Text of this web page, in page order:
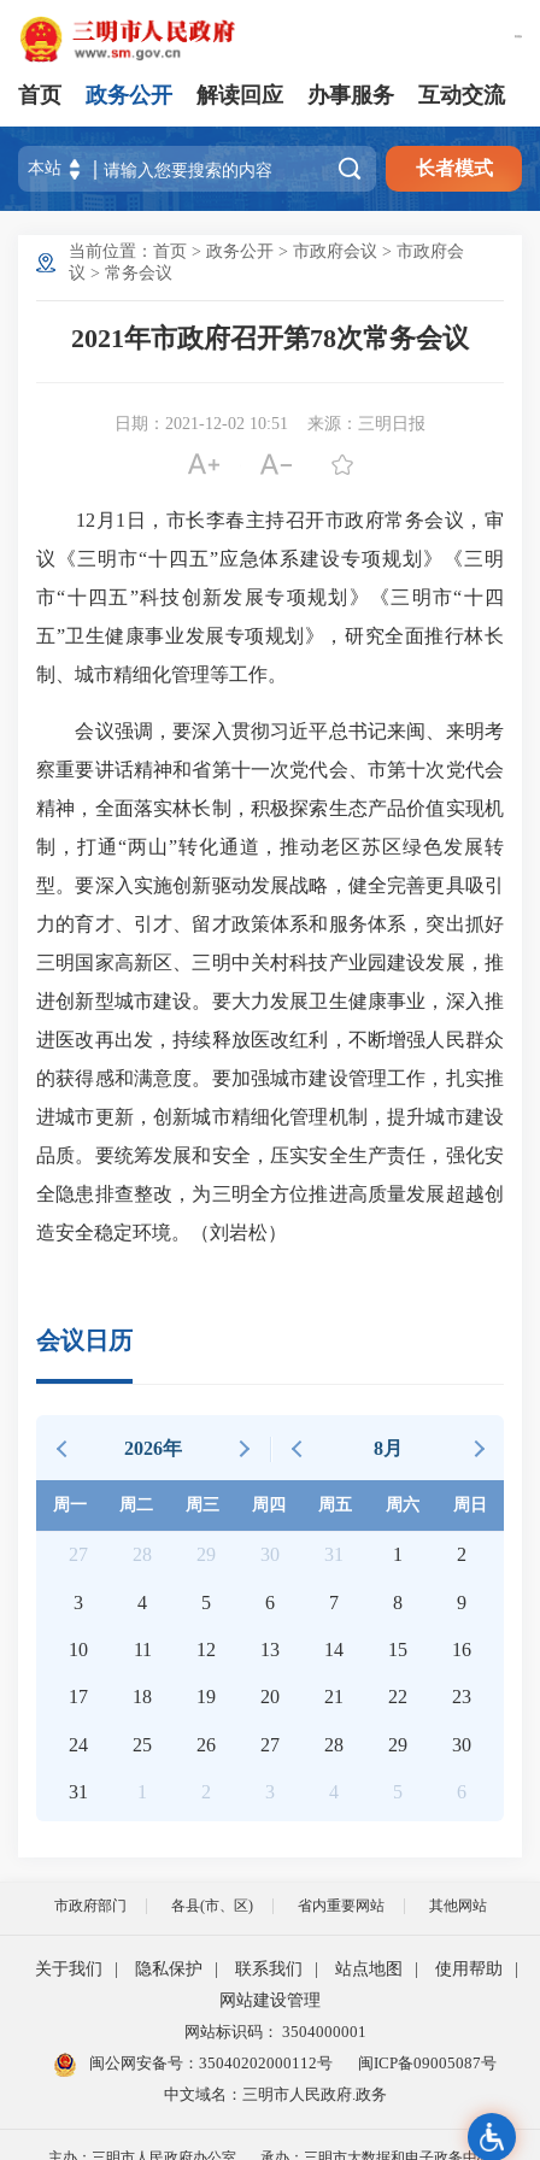
首页 政务公开 解读回应 办事服务 互动交流
 长者模式
当前位置： 首页 > 政务公开 > 市政府会议 > 市政府会
议 > 常务会议
2021年市政府召开第78次常务会议
日期：2021-12-02 10:51 来源：三明日报
  
12月1日，市长李春主持召开市政府常务会议，审
议《三明市“十四五”应急体系建设专项规划》《三明
市“十四五”科技创新发展专项规划》《三明市“十四
五”卫生健康事业发展专项规划》，研究全面推行林长
制、城市精细化管理等工作。
会议强调，要深入贯彻习近平总书记来闽、来明考
察重要讲话精神和省第十一次党代会、市第十次党代会
精神，全面落实林长制，积极探索生态产品价值实现机
制，打通“两山”转化通道，推动老区苏区绿色发展转
型。要深入实施创新驱动发展战略，健全完善更具吸引
力的育才、引才、留才政策体系和服务体系，突出抓好
三明国家高新区、三明中关村科技产业园建设发展，推
进创新型城市建设。要大力发展卫生健康事业，深入推
进医改再出发，持续释放医改红利，不断增强人民群众
的获得感和满意度。要加强城市建设管理工作，扎实推
进城市更新，创新城市精细化管理机制，提升城市建设
品质。要统筹发展和安全，压实安全生产责任，强化安
全隐患排查整改，为三明全方位推进高质量发展超越创
造安全稳定环境。（刘岩松）
会议日历
2026年 8月
周一 周二 周三 周四 周五 周六 周日
27 28 29 30 31 1 2
3 4 5 6 7 8 9
10 11 12 13 14 15 16
17 18 19 20 21 22 23
24 25 26 27 28 29 30
31 1 2 3 4 5 6
市政府部门 各县(市、区) 省内重要网站 其他网站
关于我们 隐私保护 联系我们 站点地图 使用帮助
网站建设管理
网站标识码： 3504000001
闽公网安备号： 35040202000112号
闽ICP备09005087号
中文域名：三明市人民政府.政务